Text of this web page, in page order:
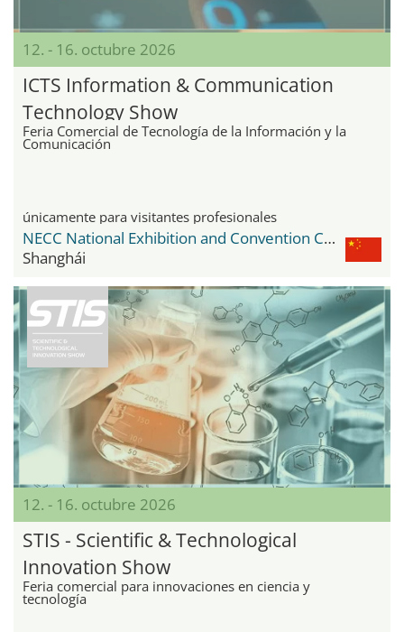
12. - 16. octubre 2026
ICTS Information & Communication
Technology Show
Feria Comercial de Tecnología de la Información y la
Comunicación
únicamente para visitantes profesionales
NECC National Exhibition and Convention Center
Shanghái
12. - 16. octubre 2026
STIS - Scientific & Technological
Innovation Show
Feria comercial para innovaciones en ciencia y
tecnología